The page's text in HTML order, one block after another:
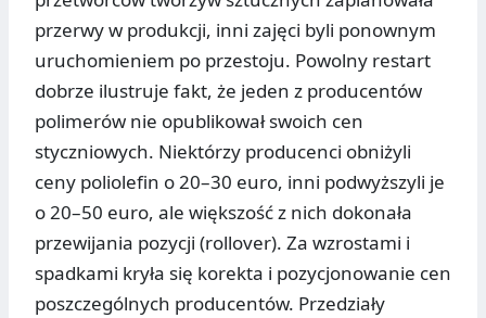
przerwy w produkcji, inni zajęci byli ponownym
uruchomieniem po przestoju. Powolny restart
dobrze ilustruje fakt, że jeden z producentów
polimerów nie opublikował swoich cen
styczniowych. Niektórzy producenci obniżyli
ceny poliolefin o 20–30 euro, inni podwyższyli je
o 20–50 euro, ale większość z nich dokonała
przewijania pozycji (rollover). Za wzrostami i
spadkami kryła się korekta i pozycjonowanie cen
poszczególnych producentów. Przedziały